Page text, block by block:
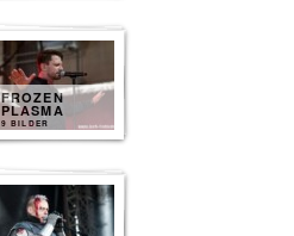
FROZEN
PLASMA
9 BILDER